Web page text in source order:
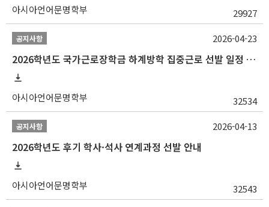
아시아언어문명학부 29927
공지사항
2026학년도 국가근로장학금 하계방학 집중근로 선발 일정 안내
아시아언어문명학부 32534
2026-04-23
공지사항
2026학년도 후기 학사·석사 연계과정 선발 안내
아시아언어문명학부 32543
2026-04-13